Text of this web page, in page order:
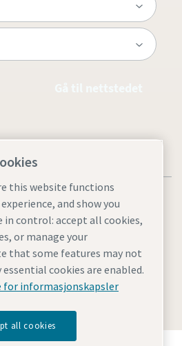
Nettstedskart
this website functions
and show you
in control: accept all cookies,
or manage your
that some features may not
cookies are enabled.
for informasjonskapsler
all cookies